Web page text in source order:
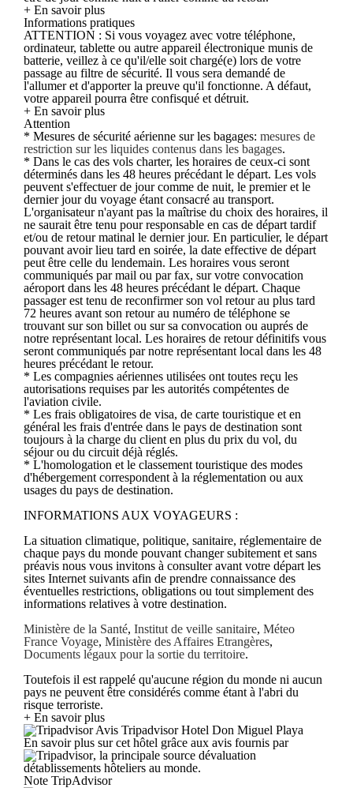
+ En savoir plus
Informations pratiques
ATTENTION : Si vous voyagez avec votre téléphone,
ordinateur, tablette ou autre appareil électronique munis de
batterie, veillez à ce qu'il/elle soit chargé(e) lors de votre
passage au filtre de sécurité. Il vous sera demandé de
l'allumer et d'apporter la preuve qu'il fonctionne. A défaut,
votre appareil pourra être confisqué et détruit.
+ En savoir plus
Attention
* Mesures de sécurité aérienne sur les bagages: mesures de
restriction sur les liquides contenus dans les bagages.
* Dans le cas des vols charter, les horaires de ceux-ci sont
déterminés dans les 48 heures précédant le départ. Les vols
peuvent s'effectuer de jour comme de nuit, le premier et le
dernier jour du voyage étant consacré au transport.
L'organisateur n'ayant pas la maîtrise du choix des horaires, il
ne saurait être tenu pour responsable en cas de départ tardif
et/ou de retour matinal le dernier jour. En particulier, le départ
pouvant avoir lieu tard en soirée, la date effective de départ
peut être celle du lendemain. Les horaires vous seront
communiqués par mail ou par fax, sur votre convocation
aéroport dans les 48 heures précédant le départ. Chaque
passager est tenu de reconfirmer son vol retour au plus tard
72 heures avant son retour au numéro de téléphone se
trouvant sur son billet ou sur sa convocation ou auprés de
notre représentant local. Les horaires de retour définitifs vous
seront communiqués par notre représentant local dans les 48
heures précédant le retour.
* Les compagnies aériennes utilisées ont toutes reçu les
autorisations requises par les autorités compétentes de
l'aviation civile.
* Les frais obligatoires de visa, de carte touristique et en
général les frais d'entrée dans le pays de destination sont
toujours à la charge du client en plus du prix du vol, du
séjour ou du circuit déjà réglés.
* L'homologation et le classement touristique des modes
d'hébergement correspondent à la réglementation ou aux
usages du pays de destination.
INFORMATIONS AUX VOYAGEURS :
La situation climatique, politique, sanitaire, réglementaire de
chaque pays du monde pouvant changer subitement et sans
préavis nous vous invitons à consulter avant votre départ les
sites Internet suivants afin de prendre connaissance des
éventuelles restrictions, obligations ou tout simplement des
informations relatives à votre destination.
Ministère de la Santé, Institut de veille sanitaire, Méteo
France Voyage, Ministère des Affaires Etrangères,
Documents légaux pour la sortie du territoire.
Toutefois il est rappelé qu'aucune région du monde ni aucun
pays ne peuvent être considérés comme étant à l'abri du
risque terroriste.
+ En savoir plus
Avis Tripadvisor Hotel Don Miguel Playa
En savoir plus sur cet hôtel grâce aux avis fournis par
, la principale source dévaluation
détablissements hôteliers au monde.
Note TripAdvisor